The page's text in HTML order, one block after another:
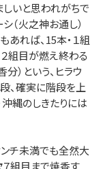
いと思われがちで
（火之神お通し）
あれば、15本・１組
組目が燃え終わる
）という、ヒラウ
、確実に階段を上
縄のしきたりには
チ未満でも全然大
７組目まで焼香す